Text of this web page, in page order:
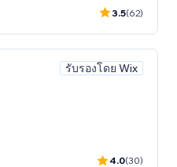
3.5(62)
รับรองโดย Wix
4.0(30)